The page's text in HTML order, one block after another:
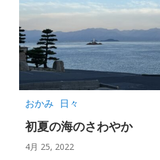
おかみ 日々
初夏の海のさわやか
4月 25, 2022